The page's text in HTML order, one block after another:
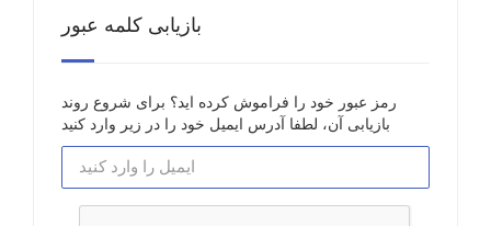
بازیابی کلمه عبور
رمز عبور خود را فراموش کرده اید؟ برای شروع روند
بازیابی آن، لطفا آدرس ایمیل خود را در زیر وارد کنید